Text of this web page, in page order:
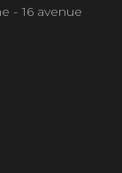
- 16 avenue